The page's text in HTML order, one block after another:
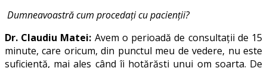
Dumneavoastră cum procedați cu pacienții?
Dr. Claudiu Matei: Avem o perioadă de consultații de 15
minute, care oricum, din punctul meu de vedere, nu este
suficientă, mai ales când îi hotărăști unui om soarta. De